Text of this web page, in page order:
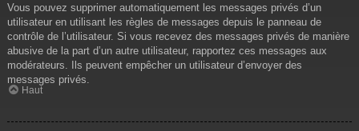
Vous pouvez supprimer automatiquement les messages privés d’un
utilisateur en utilisant les règles de messages depuis le panneau de
contrôle de l’utilisateur. Si vous recevez des messages privés de manière
abusive de la part d’un autre utilisateur, rapportez ces messages aux
modérateurs. Ils peuvent empêcher un utilisateur d’envoyer des
messages privés.
Haut